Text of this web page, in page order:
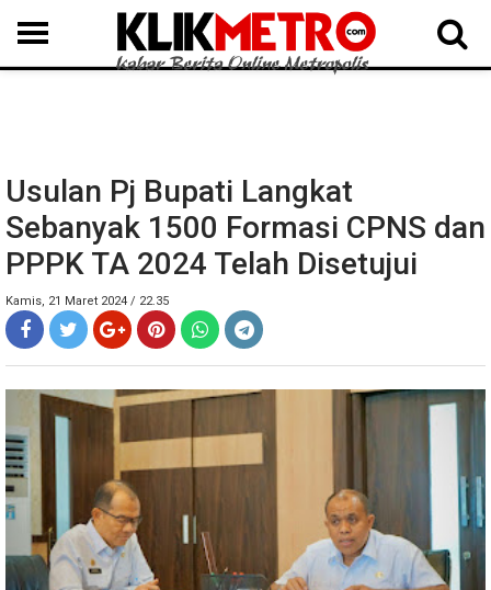
MEDAN LANGKAT DAIRI SAMOSIR TAPUT BATUBARA DELISERDANG
Usulan Pj Bupati Langkat
Sebanyak 1500 Formasi CPNS dan
PPPK TA 2024 Telah Disetujui
Kamis, 21 Maret 2024 / 22.35